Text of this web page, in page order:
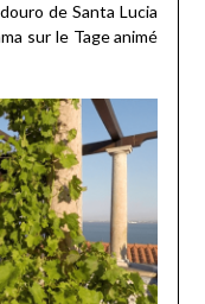
de Santa Lucia
sur le Tage animé